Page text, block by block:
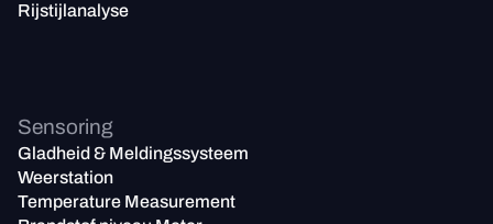
Rijstijlanalyse
Sensoring
Gladheid & Meldingssysteem
Weerstation
Temperature Measurement